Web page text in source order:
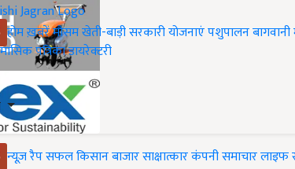
होमख़बरेंमौसमखेती-बाड़ीसरकारी योजनाएंपशुपालनबागवानी
मासिक पत्रिकाडायरेक्टरी
न्यूज़ रैपसफल किसानबाजारसाक्षात्कारकंपनी समाचारलाइफ